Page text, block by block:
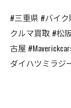
#三重県 #バイ
クルマ買取 #松
古屋
ダイハツミラジ